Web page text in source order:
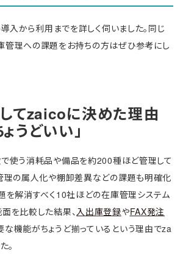
入から利用までを詳しく伺いました。同じ
管理への課題をお持ちの方はぜひ参考にし
てzaicoに決めた理由
うどいい」
で使う消耗品や備品を約200種ほど管理して
理の属人化や棚卸差異などの課題も明確化
を解消すべく10社ほどの在庫管理システム
を比較した結果、入出庫登録やFAX発注
機能がちょうど揃っているという理由でza
。